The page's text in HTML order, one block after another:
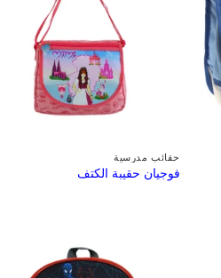
حقائب مدرسية
فوجيان حقيبة الكتف